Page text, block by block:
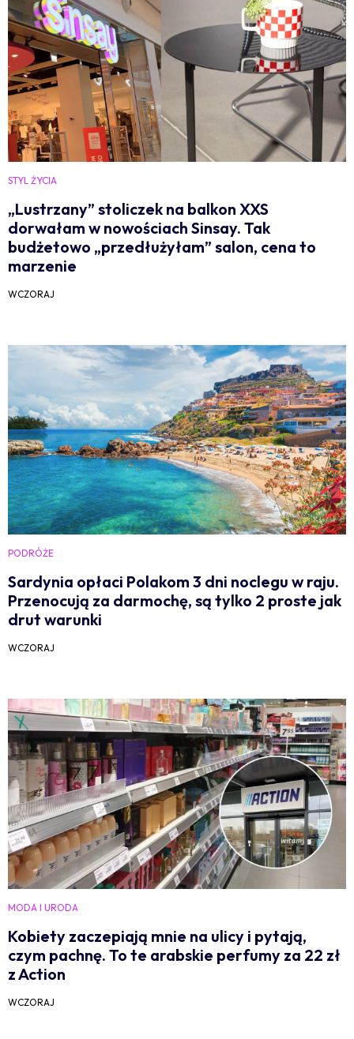
STYL ŻYCIA
„Lustrzany” stoliczek na balkon XXS
dorwałam w nowościach Sinsay. Tak
budżetowo „przedłużyłam” salon, cena to
marzenie
WCZORAJ
PODRÓŻE
Sardynia opłaci Polakom 3 dni noclegu w raju.
Przenocują za darmochę, są tylko 2 proste jak
drut warunki
WCZORAJ
MODA I URODA
Kobiety zaczepiają mnie na ulicy i pytają,
czym pachnę. To te arabskie perfumy za 22 zł
z Action
WCZORAJ